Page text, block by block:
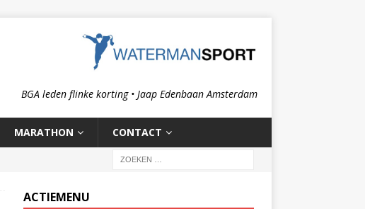
BGA leden flinke korting • Jaap Edenbaan Amsterdam
MARATHON CONTACT
ACTIEMENU